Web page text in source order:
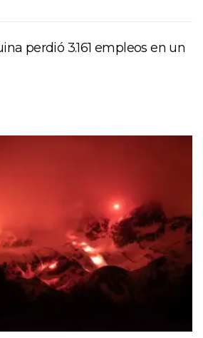
perdió 3.161 empleos en un